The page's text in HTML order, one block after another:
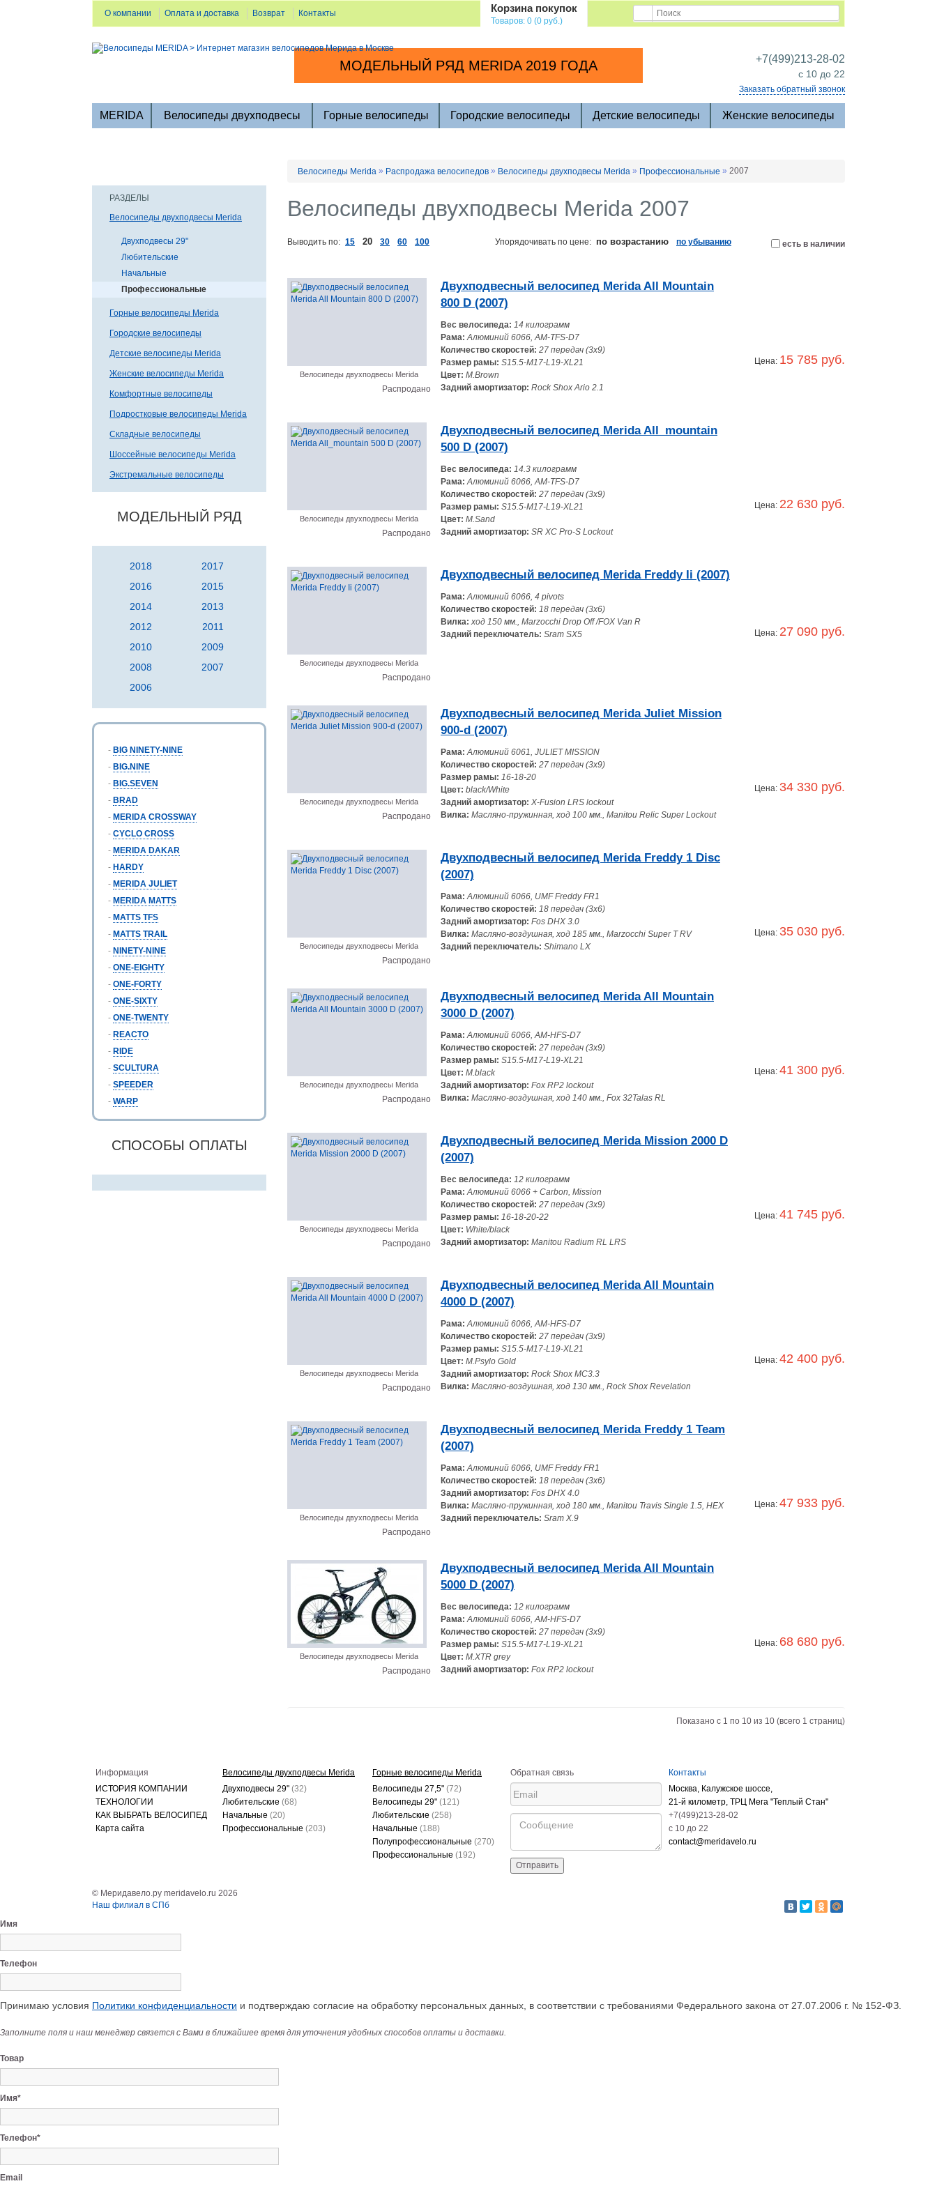
О компании Оплата и доставка Возврат Контакты
МОДЕЛЬНЫЙ РЯД MERIDA 2019 ГОДА
Корзина покупок
Товаров: 0 (0 руб.)
+7(499)213-28-02
c 10 до 22
Заказать обратный звонок
MERIDA Велосипеды двухподвесы Горные велосипеды Городские велосипеды Детские велосипеды Женские велосипеды
РАЗДЕЛЫ
Велосипеды двухподвесы Merida
Двухподвесы 29"
Любительские
Начальные
Профессиональные
Горные велосипеды Merida
Городские велосипеды
Детские велосипеды Merida
Женские велосипеды Merida
Комфортные велосипеды
Подростковые велосипеды Merida
Складные велосипеды
Шоссейные велосипеды Merida
Экстремальные велосипеды
МОДЕЛЬНЫЙ РЯД
2018
2017
2016
2015
2014
2013
2012
2011
2010
2009
2008
2007
2006
- BIG NINETY-NINE
- BIG.NINE
- BIG.SEVEN
- BRAD
- MERIDA CROSSWAY
- CYCLO CROSS
- MERIDA DAKAR
- HARDY
- MERIDA JULIET
- MERIDA MATTS
- MATTS TFS
- MATTS TRAIL
- NINETY-NINE
- ONE-EIGHTY
- ONE-FORTY
- ONE-SIXTY
- ONE-TWENTY
- REACTO
- RIDE
- SCULTURA
- SPEEDER
- WARP
СПОСОБЫ ОПЛАТЫ
Велосипеды Merida » Распродажа велосипедов » Велосипеды двухподвесы Merida » Профессиональные » 2007
Велосипеды двухподвесы Merida 2007
Выводить по: 15 20 30 60 100 Упорядочивать по цене: по возрастанию по убыванию есть в наличии
Велосипеды двухподвесы Merida
Распродано
Двухподвесный велосипед Merida All Mountain
800 D (2007)
Цена: 15 785 руб.
Вес велосипеда: 14 килограмм
Рама:Алюминий 6066, AM-TFS-D7
Количество скоростей: 27 передач (3x9)
Размер рамы: S15.5-M17-L19-XL21
Цвет: M.Brown
Задний амортизатор: Rock Shox Ario 2.1
Велосипеды двухподвесы Merida
Распродано
Двухподвесный велосипед Merida All_mountain
500 D (2007)
Цена: 22 630 руб.
Вес велосипеда: 14.3 килограмм
Рама:Алюминий 6066, AM-TFS-D7
Количество скоростей: 27 передач (3x9)
Размер рамы: S15.5-M17-L19-XL21
Цвет: M.Sand
Задний амортизатор: SR XC Pro-S Lockout
Велосипеды двухподвесы Merida
Распродано
Двухподвесный велосипед Merida Freddy Ii (2007)
Цена: 27 090 руб.
Рама:Алюминий 6066, 4 pivots
Количество скоростей: 18 передач (3x6)
Вилка:ход 150 мм., Marzocchi Drop Off /FOX Van R
Задний переключатель: Sram SX5
Велосипеды двухподвесы Merida
Распродано
Двухподвесный велосипед Merida Juliet Mission
900-d (2007)
Цена: 34 330 руб.
Рама:Алюминий 6061, JULIET MISSION
Количество скоростей: 27 передач (3x9)
Размер рамы: 16-18-20
Цвет: black/White
Задний амортизатор: X-Fusion LRS lockout
Вилка: Масляно-пружинная, ход 100 мм., Manitou Relic Super Lockout
Велосипеды двухподвесы Merida
Распродано
Двухподвесный велосипед Merida Freddy 1 Disc
(2007)
Цена: 35 030 руб.
Рама:Алюминий 6066, UMF Freddy FR1
Количество скоростей: 18 передач (3x6)
Задний амортизатор: Fos DHX 3.0
Вилка: Масляно-воздушная, ход 185 мм., Marzocchi Super T RV
Задний переключатель: Shimano LX
Велосипеды двухподвесы Merida
Распродано
Двухподвесный велосипед Merida All Mountain
3000 D (2007)
Цена: 41 300 руб.
Рама:Алюминий 6066, AM-HFS-D7
Количество скоростей: 27 передач (3x9)
Размер рамы: S15.5-M17-L19-XL21
Цвет: M.black
Задний амортизатор: Fox RP2 lockout
Вилка: Масляно-воздушная, ход 140 мм., Fox 32Talas RL
Велосипеды двухподвесы Merida
Распродано
Двухподвесный велосипед Merida Mission 2000 D
(2007)
Цена: 41 745 руб.
Вес велосипеда: 12 килограмм
Рама:Алюминий 6066 + Carbon, Mission
Количество скоростей: 27 передач (3x9)
Размер рамы: 16-18-20-22
Цвет: White/black
Задний амортизатор: Manitou Radium RL LRS
Велосипеды двухподвесы Merida
Распродано
Двухподвесный велосипед Merida All Mountain
4000 D (2007)
Цена: 42 400 руб.
Рама:Алюминий 6066, AM-HFS-D7
Количество скоростей: 27 передач (3x9)
Размер рамы: S15.5-M17-L19-XL21
Цвет: M.Psylo Gold
Задний амортизатор: Rock Shox MC3.3
Вилка: Масляно-воздушная, ход 130 мм., Rock Shox Revelation
Велосипеды двухподвесы Merida
Распродано
Двухподвесный велосипед Merida Freddy 1 Team
(2007)
Цена: 47 933 руб.
Рама:Алюминий 6066, UMF Freddy FR1
Количество скоростей: 18 передач (3x6)
Задний амортизатор: Fos DHX 4.0
Вилка: Масляно-пружинная, ход 180 мм., Manitou Travis Single 1.5, HEX
Задний переключатель: Sram X.9
Велосипеды двухподвесы Merida
Распродано
Двухподвесный велосипед Merida All Mountain
5000 D (2007)
Цена: 68 680 руб.
Вес велосипеда: 12 килограмм
Рама:Алюминий 6066, AM-HFS-D7
Количество скоростей: 27 передач (3x9)
Размер рамы: S15.5-M17-L19-XL21
Цвет: M.XTR grey
Задний амортизатор: Fox RP2 lockout
Показано с 1 по 10 из 10 (всего 1 страниц)
Информация
ИСТОРИЯ КОМПАНИИ
ТЕХНОЛОГИИ
КАК ВЫБРАТЬ ВЕЛОСИПЕД
Карта сайта
Велосипеды двухподвесы Merida
Двухподвесы 29" (32)
Любительские (68)
Начальные (20)
Профессиональные (203)
Горные велосипеды Merida
Велосипеды 27,5" (72)
Велосипеды 29" (121)
Любительские (258)
Начальные (188)
Полупрофессиональные (270)
Профессиональные (192)
Обратная связь
Отправить
Контакты
Москва, Калужское шоссе,
21-й километр, ТРЦ Мега "Теплый Стан"
+7(499)213-28-02
c 10 до 22
contact@meridavelo.ru
© Меридавело.ру meridavelo.ru 2026
Наш филиал в СПб
Имя
Телефон
Принимаю условия Политики конфиденциальности и подтверждаю согласие на обработку персональных данных, в соответствии с требованиями Федерального закона от 27.07.2006 г. № 152-ФЗ.
Заполните поля и наш менеджер связется с Вами в ближайшее время для уточнения удобных способов оплаты и доставки.
Товар
Имя*
Телефон*
Email